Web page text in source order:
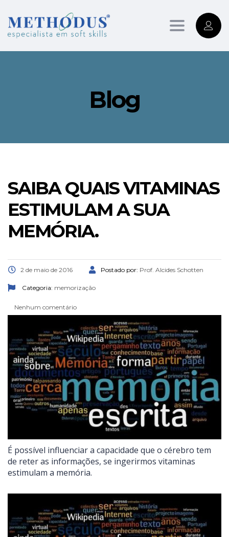
Toggle
Blog
SAIBA QUAIS VITAMINAS
ESTIMULAM A SUA
MEMÓRIA.
2 de maio de 2016 Postado por: Prof. Alcides Schotten
Categoria: memorização
Nenhum comentário
É possível influenciar a capacidade que o cérebro tem
de reter as informações, se ingerirmos vitaminas
estimulam a memória.